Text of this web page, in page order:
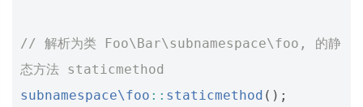
// 解析为类 Foo\Bar\subnamespace\foo, 的静
态方法 staticmethod
subnamespace\foo :: staticmethod ();